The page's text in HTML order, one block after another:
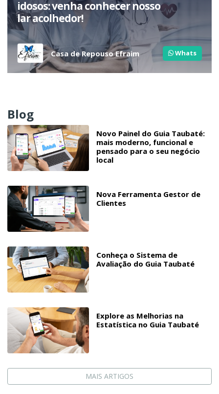
idosos: venha conhecer nosso
lar acolhedor!
Casa de Repouso Efraim Whats
Blog
Novo Painel do Guia Taubaté:
mais moderno, funcional e
pensado para o seu negócio
local
Nova Ferramenta Gestor de
Clientes
Conheça o Sistema de
Avaliação do Guia Taubaté
Explore as Melhorias na
Estatística no Guia Taubaté
MAIS ARTIGOS